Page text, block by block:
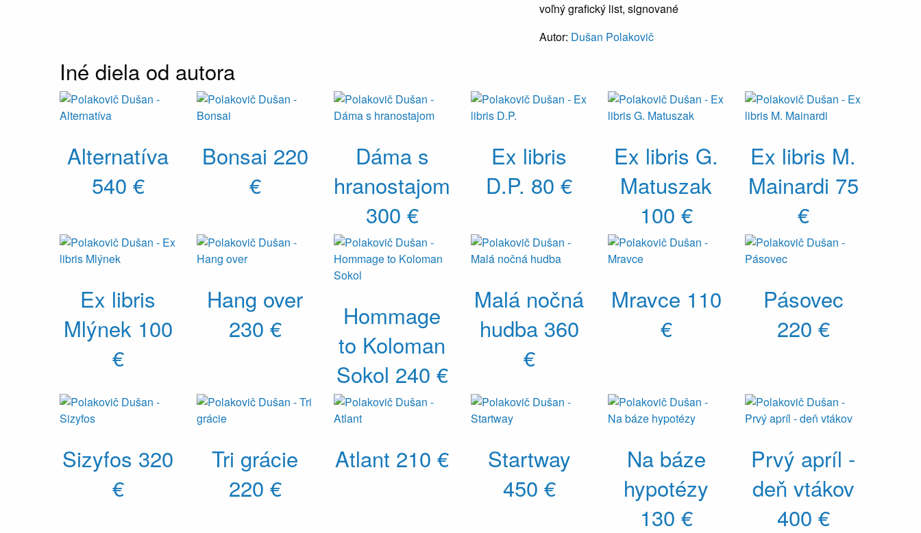
voľný grafický list, signované
Autor: Dušan Polakovič
Iné diela od autora
Alternatíva
540 €
Bonsai 220
€
Dáma s
hranostajom
300 €
Ex libris
D.P. 80 €
Ex libris G.
Matuszak
100 €
Ex libris M.
Mainardi 75
€
Ex libris
Mlýnek 100
€
Hang over
230 €
Hommage
to Koloman
Sokol 240 €
Malá nočná
hudba 360
€
Mravce 110
€
Pásovec
220 €
Sizyfos 320
€
Tri grácie
220 €
Atlant 210 €
Startway
450 €
Na báze
hypotézy
130 €
Prvý apríl -
deň vtákov
400 €